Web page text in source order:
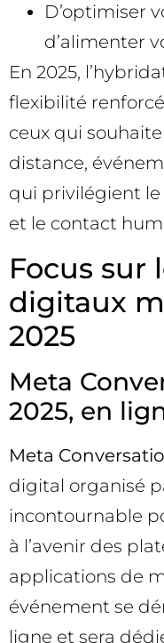
D’optimiser
d’alimenter
En 2025,
flexibilité
ceux qui
distance,
qui privilégient
et le contact
Focus sur
digitaux
2025
Meta
2025, en
Meta
digital organisé
incontournable
à l’avenir des
applications de
événement se
ligne et sera